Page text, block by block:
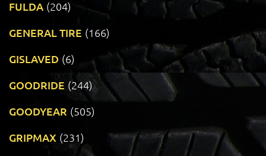
FULDA (204)
GENERAL TIRE (166)
GISLAVED (6)
GOODRIDE (244)
GOODYEAR (505)
GRIPMAX (231)